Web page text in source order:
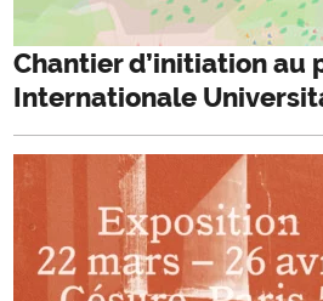
Chantier d’initiation au
Internationale